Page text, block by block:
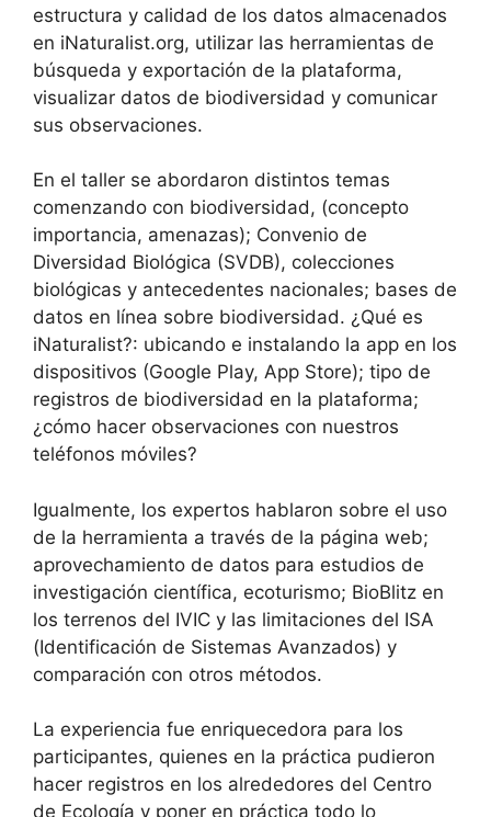
estructura y calidad de los datos almacenados
en iNaturalist.org, utilizar las herramientas de
búsqueda y exportación de la plataforma,
visualizar datos de biodiversidad y comunicar
sus observaciones.
En el taller se abordaron distintos temas
comenzando con biodiversidad, (concepto
importancia, amenazas); Convenio de
Diversidad Biológica (SVDB), colecciones
biológicas y antecedentes nacionales; bases de
datos en línea sobre biodiversidad. ¿Qué es
iNaturalist?: ubicando e instalando la app en los
dispositivos (Google Play, App Store); tipo de
registros de biodiversidad en la plataforma;
¿cómo hacer observaciones con nuestros
teléfonos móviles?
Igualmente, los expertos hablaron sobre el uso
de la herramienta a través de la página web;
aprovechamiento de datos para estudios de
investigación científica, ecoturismo; BioBlitz en
los terrenos del IVIC y las limitaciones del ISA
(Identificación de Sistemas Avanzados) y
comparación con otros métodos.
La experiencia fue enriquecedora para los
participantes, quienes en la práctica pudieron
hacer registros en los alrededores del Centro
de Ecología y poner en práctica todo lo